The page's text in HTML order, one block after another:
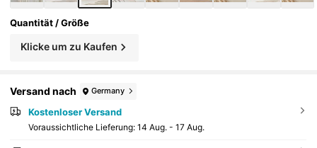
Quantität / Größe
Klicke um zu Kaufen
Versand nach Germany
Kostenloser Versand
Voraussichtliche Lieferung: 14 Aug. - 17 Aug.